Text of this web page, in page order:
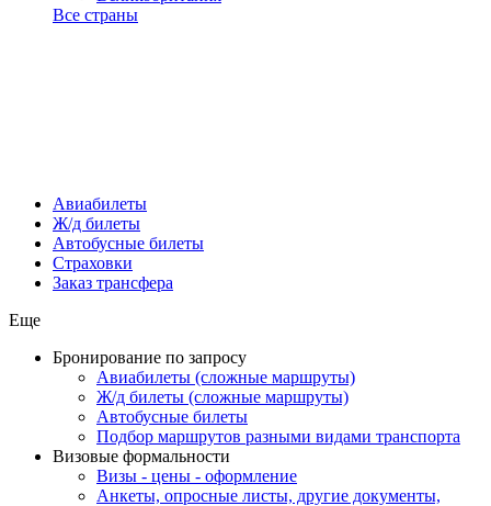
Все страны
Авиабилеты
Ж/д билеты
Автобусные билеты
Страховки
Заказ трансфера
Еще
Бронирование по запросу
Авиабилеты (сложные маршруты)
Ж/д билеты (сложные маршруты)
Автобусные билеты
Подбор маршрутов разными видами транспорта
Визовые формальности
Визы - цены - оформление
Анкеты, опросные листы, другие документы,